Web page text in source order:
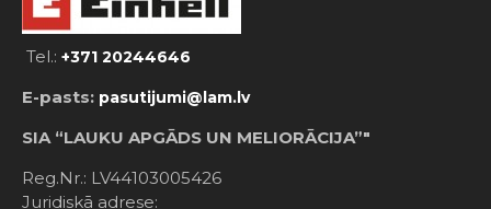
Tel.: +371 20244646
E-pasts: pasutijumi@lam.lv
SIA “LAUKU APGĀDS UN MELIORĀCIJA”"
Reg.Nr.: LV44103005426
Juridiskā adrese: